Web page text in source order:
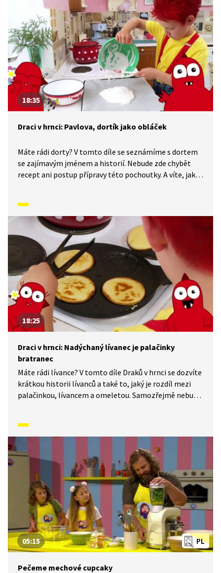
18:35
Draci v hrnci: Pavlova, dortík jako obláček
Máte rádi dorty? V tomto díle se seznámíme s dortem
se zajímavým jménem a historií. Nebude zde chybět
recept ani postup přípravy této pochoutky. A víte, jak
znamená? Je prospěšný? A kde všude se cukr vyskytuje?
Tak se pojďte podívat, budete určitě překvapeni.
18:25
Draci v hrnci: Nadýchaný lívanec je palačinky
bratranec
Máte rádi lívance? V tomto díle Draků v hrnci se dozvíte
krátkou historii lívanců a také to, jaký je rozdíl mezi
palačinkou, lívancem a omeletou. Samozřejmě nebude
PL
05:15
Pečeme mechové cupcaky